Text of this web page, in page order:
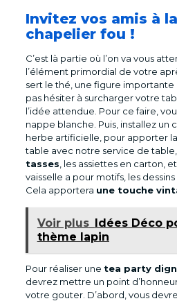
Invitez vos amis à
chapelier fou !
C’est là partie où l’on va vous
l’élément primordial de votre
sert le thé, une figure importante
pas hésiter à surcharger votre
l’idée attendue. Pour ce faire,
nappe blanche. Puis, installez un
herbe artificielle, pour apporter
table avec notre service de
tasses , les assiettes en carton,
vaisselle a pour motifs, les
Cela apportera une touche
Voir plus Idées Déco
thème lapin
Pour réaliser une tea party
devrez mettre un point
votre gouter. D’abord, vous